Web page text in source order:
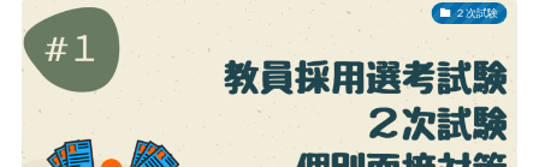
２次試験